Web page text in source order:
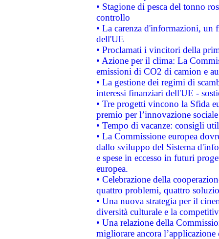
• Stagione di pesca del tonno
controllo
• La carenza d'informazioni, un
dell'UE
• Proclamati i vincitori della
• Azione per il clima: La
emissioni di CO2 di camion e
• La gestione dei regimi di
interessi finanziari dell'UE -
• Tre progetti vincono la Sfida
premio per l’innovazione sociale
• Tempo di vacanze: consigli
• La Commissione europea
dallo sviluppo del Sistema
e spese in eccesso in futuri
europea.
• Celebrazione della
quattro problemi, quattro
• Una nuova strategia per il
diversità culturale e la
• Una relazione della
migliorare ancora